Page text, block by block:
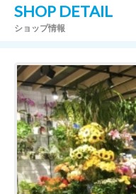
SHOP DETAIL
ショップ情報